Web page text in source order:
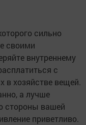
сильно
своими
внутреннему
с
в хозяйстве вещей.
а лучше
стороны вашей
приветливо.